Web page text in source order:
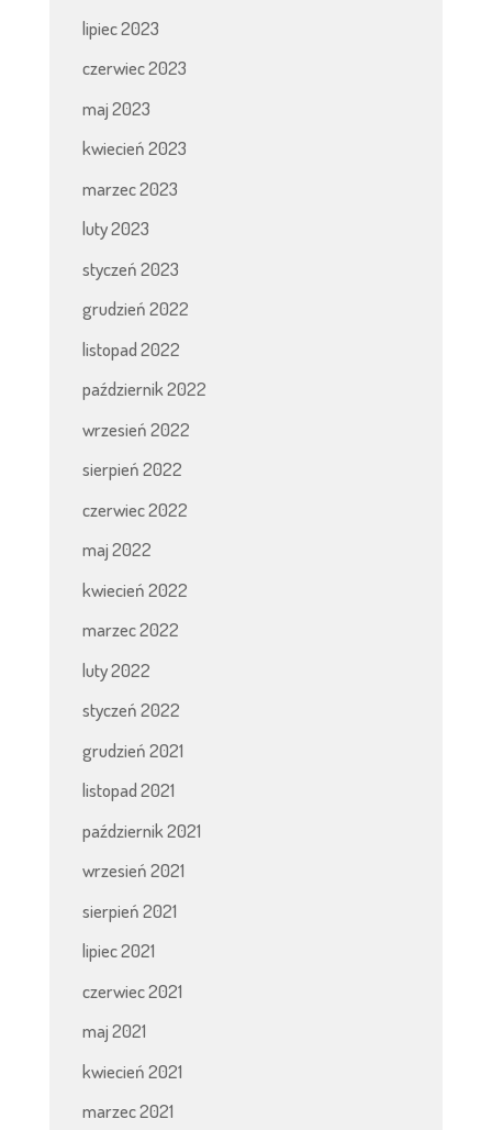
lipiec 2023
czerwiec 2023
maj 2023
kwiecień 2023
marzec 2023
luty 2023
styczeń 2023
grudzień 2022
listopad 2022
październik 2022
wrzesień 2022
sierpień 2022
czerwiec 2022
maj 2022
kwiecień 2022
marzec 2022
luty 2022
styczeń 2022
grudzień 2021
listopad 2021
październik 2021
wrzesień 2021
sierpień 2021
lipiec 2021
czerwiec 2021
maj 2021
kwiecień 2021
marzec 2021